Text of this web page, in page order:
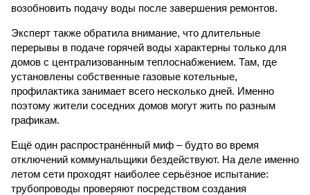
возобновить подачу воды после завершения ремонтов.
Эксперт также обратила внимание, что длительные
перерывы в подаче горячей воды характерны только для
домов с централизованным теплоснабжением. Там, где
установлены собственные газовые котельные,
профилактика занимает всего несколько дней. Именно
поэтому жители соседних домов могут жить по разным
графикам.
Ещё один распространённый миф – будто во время
отключений коммунальщики бездействуют. На деле именно
летом сети проходят наиболее серьёзное испытание:
трубопроводы проверяют посредством создания